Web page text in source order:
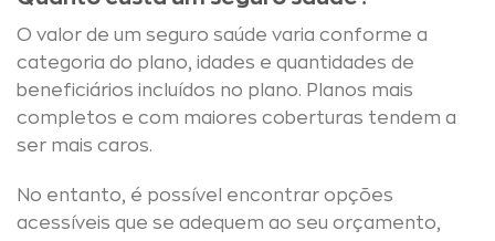
O valor de um seguro saúde varia conforme a
categoria do plano, idades e quantidades de
beneficiários incluídos no plano. Planos mais
completos e com maiores coberturas tendem a
ser mais caros.
No entanto, é possível encontrar opções
acessíveis que se adequem ao seu orçamento,